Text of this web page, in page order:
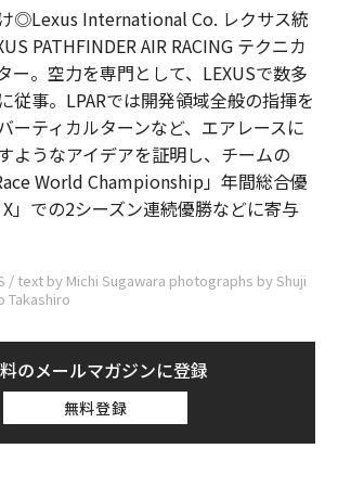
◎Lexus International Co. レクサス統
PATHFINDER AIR RACING テクニカ
ー。空力を専門として、LEXUSで数多
従事。LPARでは開発領域全般の指揮を
ーティカルターンなど、エアレースに
ようなアイデアを証明し、チームの
World Championship」年間総合優
X」での2シーズン連続優勝などに寄与
/ text by Michi Sugawara photographs by Shuji
Takashiro
のメールマガジンに登録
無料登録